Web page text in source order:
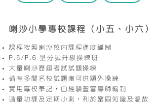
喇沙小學專校課程（小五、小六）
課程按照喇沙校內課程進度編制
P.5/P.6
呈分試升級操練班
大量喇沙歷屆考試試題操練
備有多間名校試題庫可供額外操練
實用專校筆記，由經驗豐富導師編制
適量功課及定期小測，利於鞏固知識及溫故